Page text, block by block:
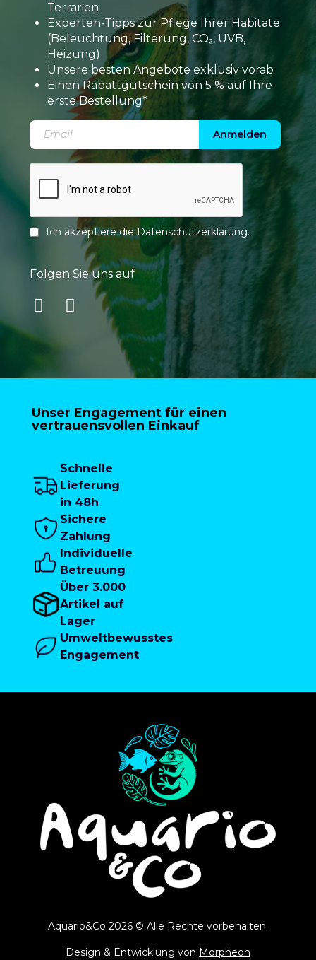
Terrarien
Experten-Tipps zur Pflege Ihrer Habitate
(Beleuchtung, Filterung, CO₂, UVB,
Heizung)
Unsere besten Angebote exklusiv vorab
Einen Rabattgutschein von 5 % auf Ihre
erste Bestellung*
Anmelden
Ich akzeptiere dieDatenschutzerklärung.
Folgen Sie uns auf
Unser Engagement für einen
vertrauensvollen Einkauf
Schnelle
Lieferung
in 48h
Sichere
Zahlung
Individuelle
Betreuung
Über 3.000
Artikel auf
Lager
Umweltbewusstes
Engagement
Aquario&Co 2026 © Alle Rechte vorbehalten.
Design & Entwicklung von Morpheon